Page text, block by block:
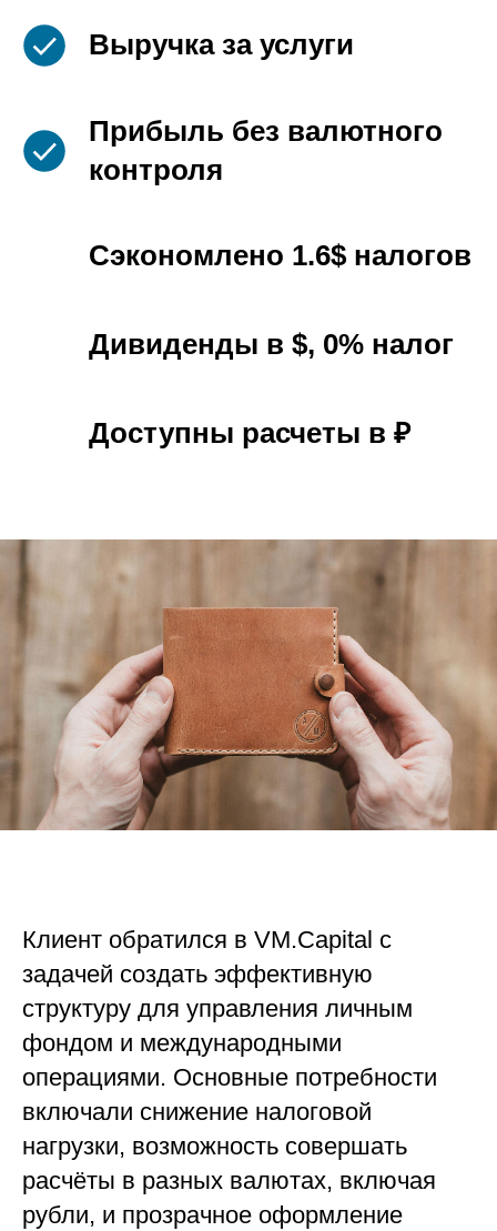
Выручка за услуги
Прибыль без валютного
контроля
Сэкономлено 1.6$ налогов
Дивиденды в $, 0% налог
Доступны расчеты в ₽
Клиент обратился в VM.Capital с
задачей создать эффективную
структуру для управления личным
фондом и международными
операциями. Основные потребности
включали снижение налоговой
нагрузки, возможность совершать
расчёты в разных валютах, включая
рубли, и прозрачное оформление